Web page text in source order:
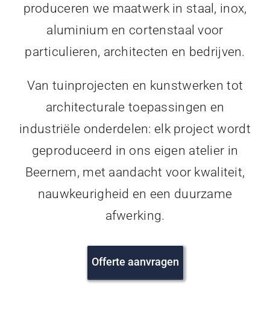
produceren we maatwerk in staal, inox,
aluminium en cortenstaal voor
particulieren, architecten en bedrijven.
Van tuinprojecten en kunstwerken tot
architecturale toepassingen en
industriële onderdelen: elk project wordt
geproduceerd in ons eigen atelier in
Beernem, met aandacht voor kwaliteit,
nauwkeurigheid en een duurzame
afwerking.
Offerte aanvragen